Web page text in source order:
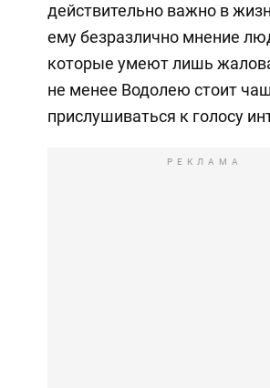
действительно важно в
ему безразлично мнение
которые умеют лишь
не менее Водолею стоит
прислушиваться к голосу
РЕКЛАМА